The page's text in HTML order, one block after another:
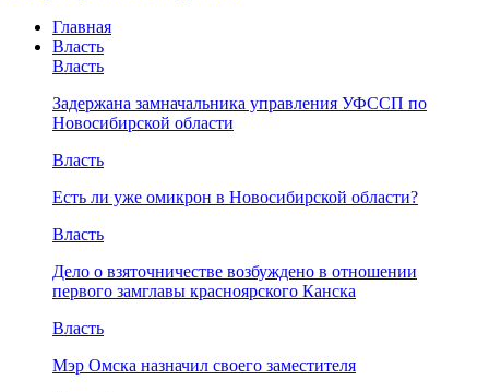
Главная
Власть
Власть
Задержана замначальника управления УФССП по
Новосибирской области
Власть
Есть ли уже омикрон в Новосибирской области?
Власть
Дело о взяточничестве возбуждено в отношении
первого замглавы красноярского Канска
Власть
Мэр Омска назначил своего заместителя